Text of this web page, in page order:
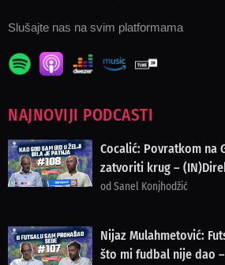
Slušajte nas na svim platformama
NAJNOVIJI PODCASTI
Cocalić: Povratkom na
zatvoriti krug –
od Sanel Konjhodžić
Nijaz Mulahmetović:
što mi fudbal nije dao